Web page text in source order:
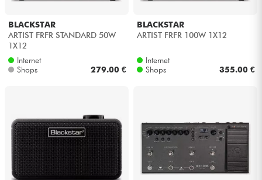
BLACKSTAR
ARTIST FRFR STANDARD 50W
1X12
Internet
Shops
279.00 €
BLACKSTAR
ARTIST FRFR 100W 1X12
Internet
Shops
355.00 €